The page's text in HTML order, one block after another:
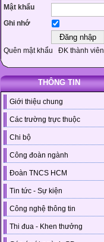
Mật khẩu
Ghi nhớ
Quên mật khẩu ĐK thành viên
THÔNG TIN
Giới thiệu chung
Các trường trực thuộc
Chi bộ
Công đoàn ngành
Đoàn TNCS HCM
Tin tức - Sự kiện
Công nghệ thông tin
Thi đua - Khen thưởng